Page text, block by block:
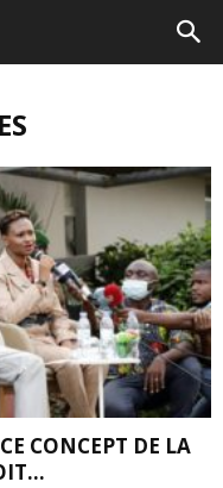
CONCEPT DE LA